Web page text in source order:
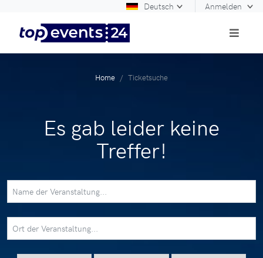
Deutsch Anmelden
Home Ticketsuche
Es gab leider keine
Treffer!